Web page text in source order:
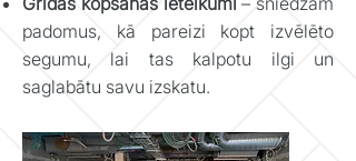
padomus, kā pareizi kopt izvēlēto
segumu, lai tas kalpotu ilgi un
saglabātu savu izskatu.